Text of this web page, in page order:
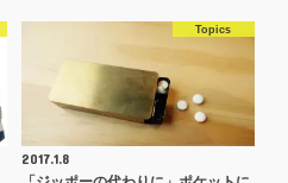
Topics
2017.1.8